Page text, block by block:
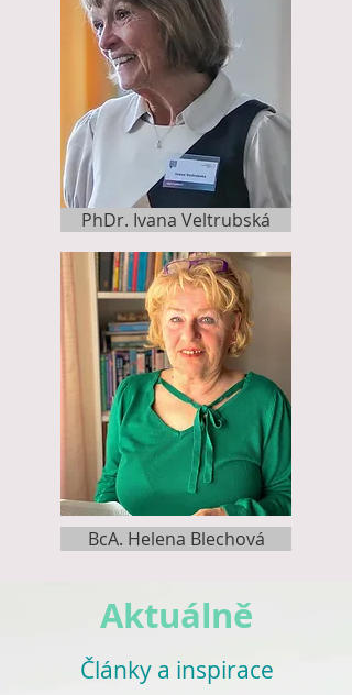
PhDr. Ivana Veltrubská
BcA. Helena Blechová
Aktuálně
Články a inspirace